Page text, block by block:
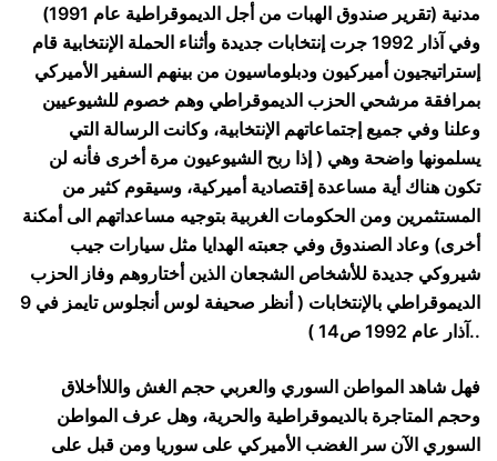
مدنية (تقرير صندوق الهبات من أجل الديموقراطية عام 1991)
وفي آذار 1992 جرت إنتخابات جديدة وأثناء الحملة الإنتخابية قام
إستراتيجيون أميركيون ودبلوماسيون من بينهم السفير الأميركي
بمرافقة مرشحي الحزب الديموقراطي وهم خصوم للشيوعيين
وعلنا وفي جميع إجتماعاتهم الإنتخابية، وكانت الرسالة التي
يسلمونها واضحة وهي ( إذا ربح الشيوعيون مرة أخرى فأنه لن
تكون هناك أية مساعدة إقتصادية أميركية، وسيقوم كثير من
المستثمرين ومن الحكومات الغربية بتوجيه مساعداتهم الى أمكنة
أخرى) وعاد الصندوق وفي جعبته الهدايا مثل سيارات جيب
شيروكي جديدة للأشخاص الشجعان الذين أختاروهم وفاز الحزب
الديموقراطي بالإنتخابات ( أنظر صحيفة لوس أنجلوس تايمز في 9
آذار عام 1992 ص14 )..
فهل شاهد المواطن السوري والعربي حجم الغش واللاأخلاق
وحجم المتاجرة بالديموقراطية والحرية، وهل عرف المواطن
السوري الآن سر الغضب الأميركي على سوريا ومن قبل على